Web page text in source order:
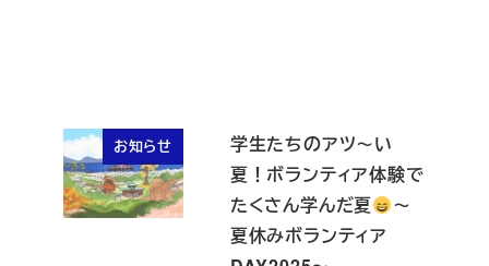
お知らせ
学生たちのアツ～い
夏！ボランティア体験で
たくさん学んだ夏
～
夏休みボランティア